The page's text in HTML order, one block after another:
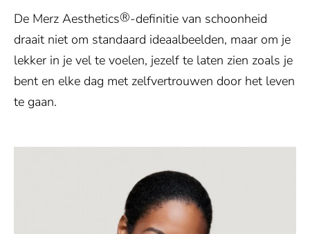
De Merz Aesthetics®-definitie van schoonheid
draait niet om standaard ideaalbeelden, maar om je
lekker in je vel te voelen, jezelf te laten zien zoals je
bent en elke dag met zelfvertrouwen door het leven
te gaan.